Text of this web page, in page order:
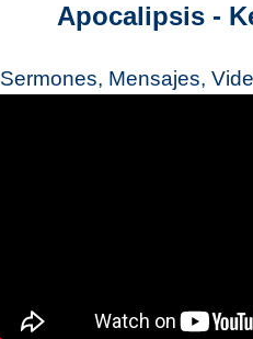
Apocalipsis -
Sermones, Mensajes,